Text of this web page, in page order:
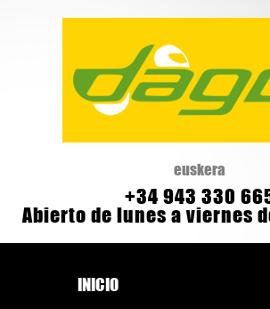
euskera
+34 943 330
Abierto de lunes a viernes
INICIO